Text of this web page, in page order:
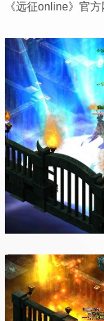
《远征online》官方